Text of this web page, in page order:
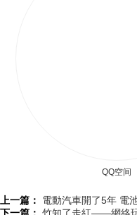
QQ空间
上一篇：
電動汽車開了5年 電
下一篇： 竹知了走紅——網絡